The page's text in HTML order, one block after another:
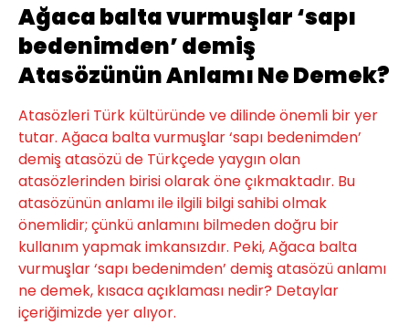
Ağaca balta vurmuşlar ‘sapı
bedenimden’ demiş
Atasözünün Anlamı Ne Demek?
Atasözleri Türk kültüründe ve dilinde önemli bir yer
tutar. Ağaca balta vurmuşlar ‘sapı bedenimden’
demiş atasözü de Türkçede yaygın olan
atasözlerinden birisi olarak öne çıkmaktadır. Bu
atasözünün anlamı ile ilgili bilgi sahibi olmak
önemlidir; çünkü anlamını bilmeden doğru bir
kullanım yapmak imkansızdır. Peki, Ağaca balta
vurmuşlar ‘sapı bedenimden’ demiş atasözü anlamı
ne demek, kısaca açıklaması nedir? Detaylar
içeriğimizde yer alıyor.